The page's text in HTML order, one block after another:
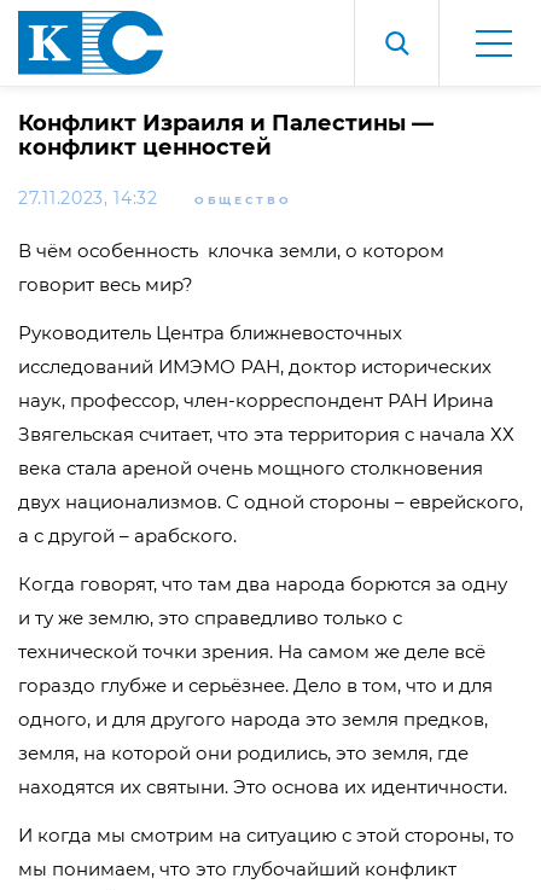
Конфликт Израиля и Палестины —
конфликт ценностей
27.11.2023, 14:32 ОБЩЕСТВО
В чём особенность клочка земли, о котором
говорит весь мир?
Руководитель Центра ближневосточных
исследований ИМЭМО РАН, доктор исторических
наук, профессор, член-корреспондент РАН Ирина
Звягельская считает, что эта территория с начала ХХ
века стала ареной очень мощного столкновения
двух национализмов. С одной стороны – еврейского,
а с другой – арабского.
Когда говорят, что там два народа борются за одну
и ту же землю, это справедливо только с
технической точки зрения. На самом же деле всё
гораздо глубже и серьёзнее. Дело в том, что и для
одного, и для другого народа это земля предков,
земля, на которой они родились, это земля, где
находятся их святыни. Это основа их идентичности.
И когда мы смотрим на ситуацию с этой стороны, то
мы понимаем, что это глубочайший конфликт